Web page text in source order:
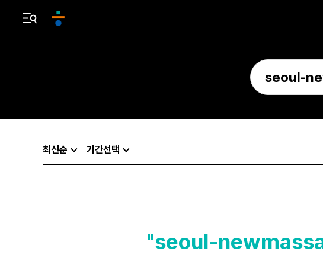
최신순 기간선택
"seoul-